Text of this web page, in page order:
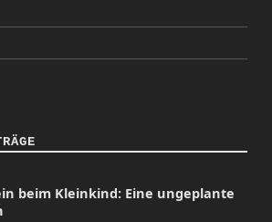
beim Kleinkind: Eine ungeplante